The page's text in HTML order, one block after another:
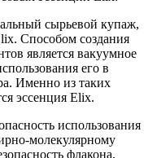
сырьевой купаж,
Способом создания
является вакуумное
его в
Именно из таких
эссенция Elix.
использования
молекулярному
флакона,